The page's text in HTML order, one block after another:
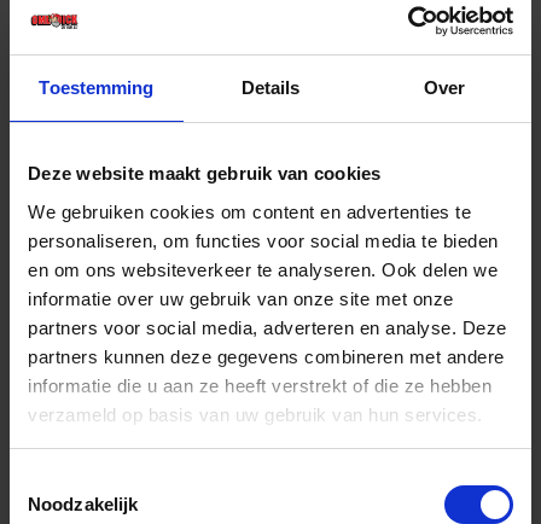
Toestemming Details Over
Deze website maakt gebruik van cookies
We gebruiken cookies om content en advertenties te
personaliseren, om functies voor social media te bieden
en om ons websiteverkeer te analyseren. Ook delen we
informatie over uw gebruik van onze site met onze
partners voor social media, adverteren en analyse. Deze
partners kunnen deze gegevens combineren met andere
informatie die u aan ze heeft verstrekt of die ze hebben
verzameld op basis van uw gebruik van hun services.
Noodzakelijk
Schrapers
Schrobbers